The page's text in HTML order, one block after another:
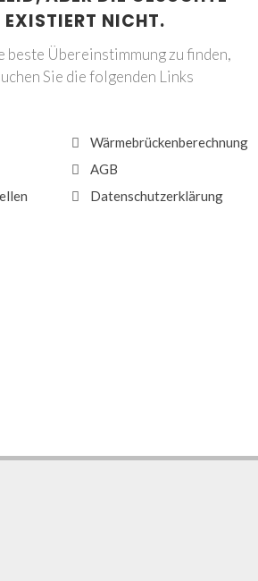
EXISTIERT NICHT.
beste Übereinstimmung zu finden,
Sie die folgenden Links
Wärmebrückenberechnung
AGB
Datenschutzerklärung